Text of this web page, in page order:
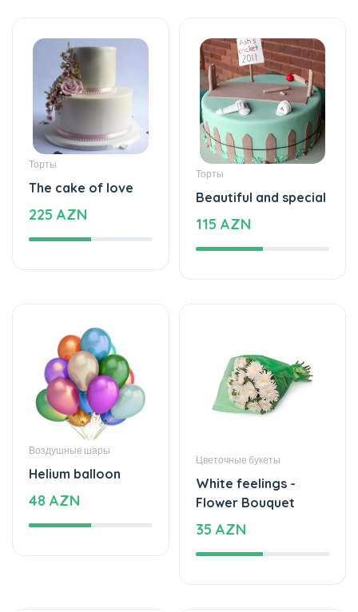
Торты
The cake of love
225 AZN
Торты
Beautiful and special
115 AZN
Воздушные шары
Helium balloon
48 AZN
Flower Bouquet
35 AZN